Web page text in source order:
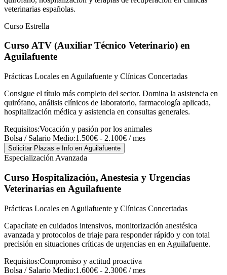
veterinarias españolas.
Curso Estrella
Curso ATV (Auxiliar Técnico Veterinario) en
Aguilafuente
Prácticas Locales en Aguilafuente y Clínicas Concertadas
Consigue el título más completo del sector. Domina la asistencia en
quirófano, análisis clínicos de laboratorio, farmacología aplicada,
hospitalización médica y asistencia en consultas generales.
Requisitos:Vocación y pasión por los animales
Bolsa / Salario Medio:1.500€ - 2.100€ / mes
Solicitar Plazas e Info en Aguilafuente
Especialización Avanzada
Curso Hospitalización, Anestesia y Urgencias
Veterinarias en Aguilafuente
Prácticas Locales en Aguilafuente y Clínicas Concertadas
Capacítate en cuidados intensivos, monitorización anestésica
avanzada y protocolos de triaje para responder rápido y con total
precisión en situaciones críticas de urgencias en en Aguilafuente.
Requisitos:Compromiso y actitud proactiva
Bolsa / Salario Medio:1.600€ - 2.300€ / mes